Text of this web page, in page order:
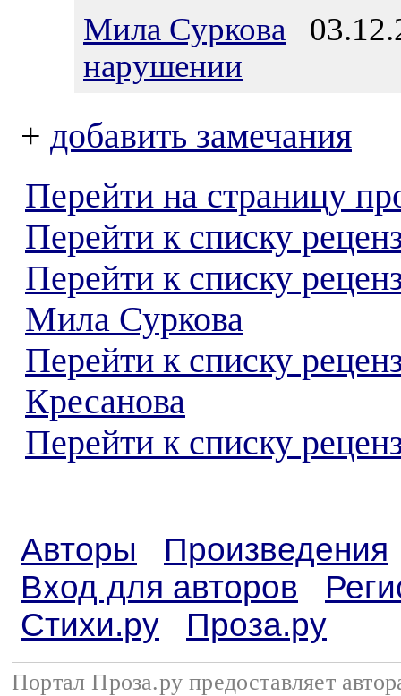
Мила Суркова
нарушении
+ добавить замечания
Перейти на страницу
Перейти к списку
Перейти к списку
Мила Суркова
Перейти к списку
Кресанова
Перейти к списку
Авторы
Произведения
Вход для авторов
Стихи.ру
Проза.ру
Портал Проза.ру предоставляет